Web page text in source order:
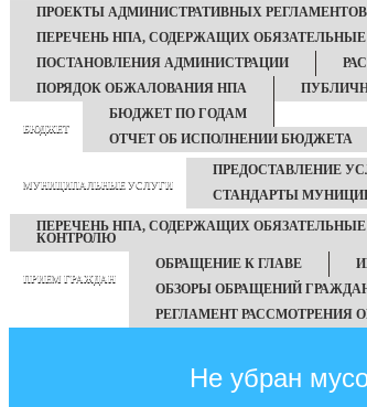
ПРОЕКТЫ АДМИНИСТРАТИВНЫХ РЕГЛАМЕНТОВ
ПЕРЕЧЕНЬ НПА, СОДЕРЖАЩИХ
ПОСТАНОВЛЕНИЯ АДМИНИСТРАЦИИ
ПОРЯДОК ОБЖАЛОВАНИЯ НПА
БЮДЖЕТ
БЮДЖЕТ ПО ГОДАМ
ОТЧЕТ ОБ ИСПОЛНЕНИИ БЮДЖЕТА
МУНИЦИПАЛЬНЫЕ УСЛУГИ
ПРЕДОСТАВЛЕНИЕ
СТАНДАРТЫ
ПЕРЕЧЕНЬ НПА, СОДЕРЖАЩИХ
КОНТРОЛЮ
ПРИЕМ ГРАЖДАН
ОБРАЩЕНИЕ К ГЛАВЕ
ОБЗОРЫ ОБРАЩЕНИЙ
РЕГЛАМЕНТ РАССМОТРЕНИЯ
Не убран